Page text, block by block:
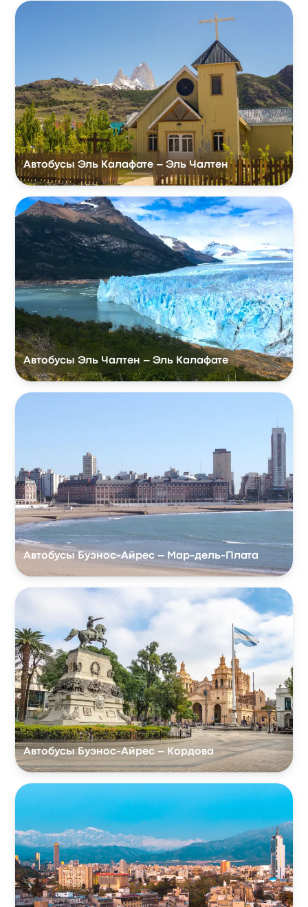
Автобусы Эль Калафате – Эль Чалтен
Автобусы Эль Чалтен – Эль Калафате
Автобусы Буэнос-Айрес – Мар-дель-Плата
Автобусы Буэнос-Айрес – Кордова